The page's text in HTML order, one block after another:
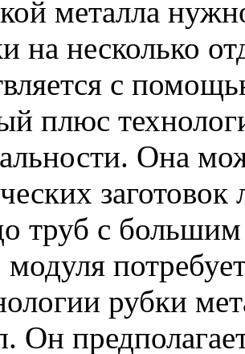
металла
на несколько
с
плюс
Она
труб с
рубки
Он